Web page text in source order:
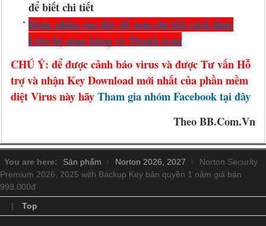
để biết chi tiết
Hoặc nhấn vào đây để xem chi tiết cách thức
Liên hệ mua hàng và Thanh toán
CHÚ Ý: để được cảnh báo virus và được Tư vấn Hỗ
trợ và nhận Key Download mới nhất của phần mềm
diệt Virus này hãyTham gia nhóm Facebook tại đây
Theo BB.Com.Vn
You are here: Sản phẩm Norton 2026, 2027
Norton Security
Premium 2026, 2025 with Backup Key bản quyền 1 năm giá bán
999.000đ
|
Top